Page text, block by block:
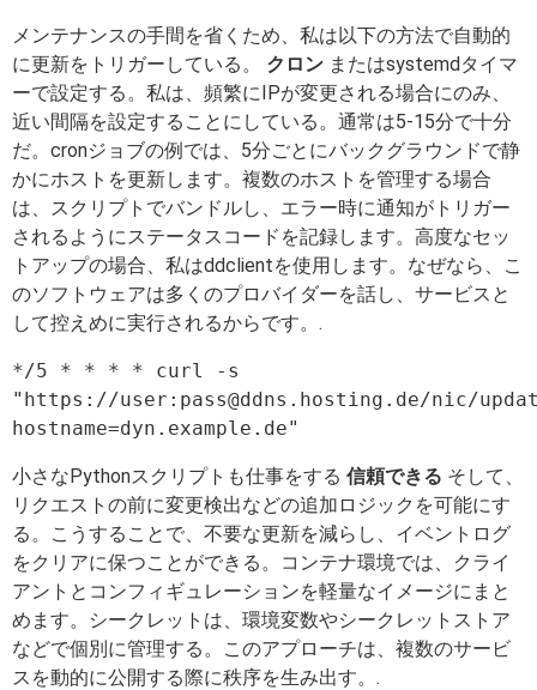
メンテナンスの手間を省くため、私は以下の方法で自動的
に更新をトリガーしている。 クロン またはsystemdタイマ
ーで設定する。私は、頻繁にIPが変更される場合にのみ、
近い間隔を設定することにしている。通常は5-15分で十分
だ。cronジョブの例では、5分ごとにバックグラウンドで静
かにホストを更新します。複数のホストを管理する場合
は、スクリプトでバンドルし、エラー時に通知がトリガー
されるようにステータスコードを記録します。高度なセッ
トアップの場合、私はddclientを使用します。なぜなら、こ
のソフトウェアは多くのプロバイダーを話し、サービスと
して控えめに実行されるからです。.
*/5 * * * * curl -s
"https://user: pass@ddns.hosting.de/nic/
小さなPythonスクリプトも仕事をする 信頼できる そして、
リクエストの前に変更検出などの追加ロジックを可能にす
る。こうすることで、不要な更新を減らし、イベントログ
をクリアに保つことができる。コンテナ環境では、クライ
アントとコンフィギュレーションを軽量なイメージにまと
めます。シークレットは、環境変数やシークレットストア
などで個別に管理する。このアプローチは、複数のサービ
スを動的に公開する際に秩序を生み出す。.